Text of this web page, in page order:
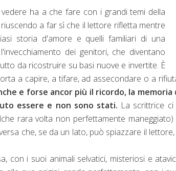
ha a che fare con i grandi temi della
a far sì che il lettore rifletta mentre
storia d'amore e quelli familiari di una
dei genitori, che diventano
da ricostruire su basi nuove e invertite. È
a capire, a tifare, ad assecondare o a
e forse ancor più il ricordo, la
essere e non sono stati. La scrittrice
rara volta non perfettamente
che, se da un lato, può spiazzare il
con i suoi animali selvatici, misteriosi e